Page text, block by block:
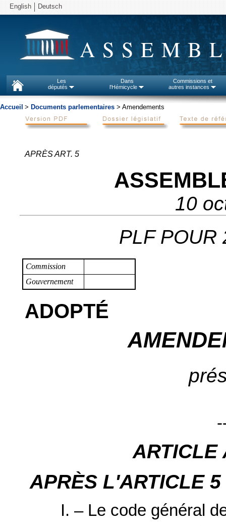
English Deutsch
Les
députés
Dans
l'Hémicycle
Commissions et
autres instances
Accueil > Documents parlementaires > Amendements
APRÈS ART. 5
10
PLF POUR
Commission
Gouvernement
ADOPTÉ
ARTICLE
APRÈS L'ARTICLE
I. – Le code général